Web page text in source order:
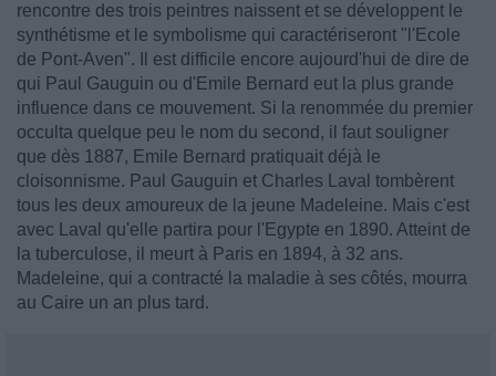
rencontre des trois peintres naissent et se développent le
synthétisme et le symbolisme qui caractériseront "l'Ecole
de Pont-Aven". Il est difficile encore aujourd'hui de dire de
qui Paul Gauguin ou d'Emile Bernard eut la plus grande
influence dans ce mouvement. Si la renommée du premier
occulta quelque peu le nom du second, il faut souligner
que dès 1887, Emile Bernard pratiquait déjà le
cloisonnisme. Paul Gauguin et Charles Laval tombèrent
tous les deux amoureux de la jeune Madeleine. Mais c'est
avec Laval qu'elle partira pour l'Egypte en 1890. Atteint de
la tuberculose, il meurt à Paris en 1894, à 32 ans.
Madeleine, qui a contracté la maladie à ses côtés, mourra
au Caire un an plus tard.